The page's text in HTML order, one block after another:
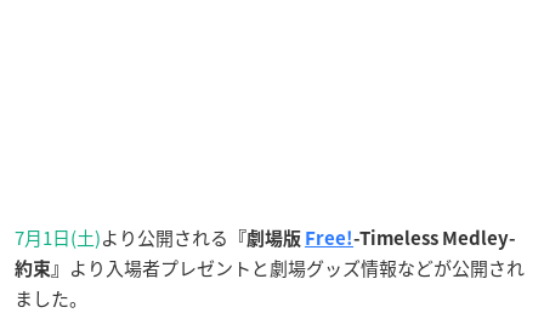
7月1日(土)より公開される 『劇場版 Free!-Timeless Medley-
約束』
より入場者プレゼントと劇場グッズ情報などが公開され
ました。